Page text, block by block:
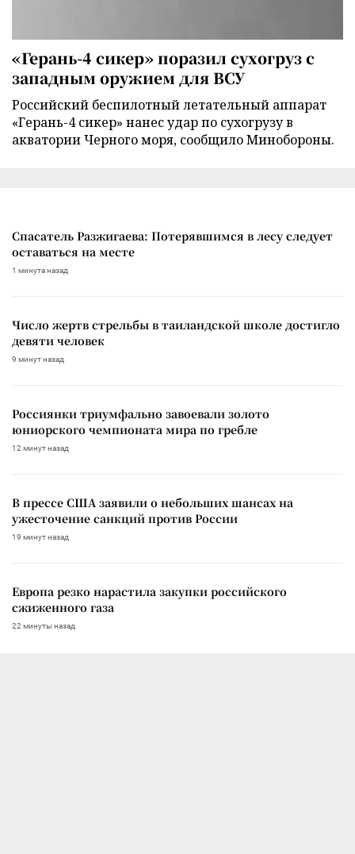
«Герань-4 сикер» поразил сухогруз с
западным оружием для ВСУ
Российский беспилотный летательный аппарат
«Герань-4 сикер» нанес удар по сухогрузу в
акватории Черного моря, сообщило Минобороны.
Спасатель Разжигаева: Потерявшимся в лесу следует
оставаться на месте
1 минута назад
Число жертв стрельбы в таиландской школе достигло
девяти человек
9 минут назад
Россиянки триумфально завоевали золото
юниорского чемпионата мира по гребле
12 минут назад
В прессе США заявили о небольших шансах на
ужесточение санкций против России
19 минут назад
Европа резко нарастила закупки российского
сжиженного газа
22 минуты назад